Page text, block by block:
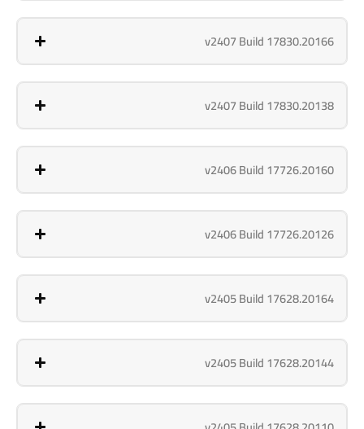
v2407 Build 17830.20166
v2407 Build 17830.20138
v2406 Build 17726.20160
v2406 Build 17726.20126
v2405 Build 17628.20164
v2405 Build 17628.20144